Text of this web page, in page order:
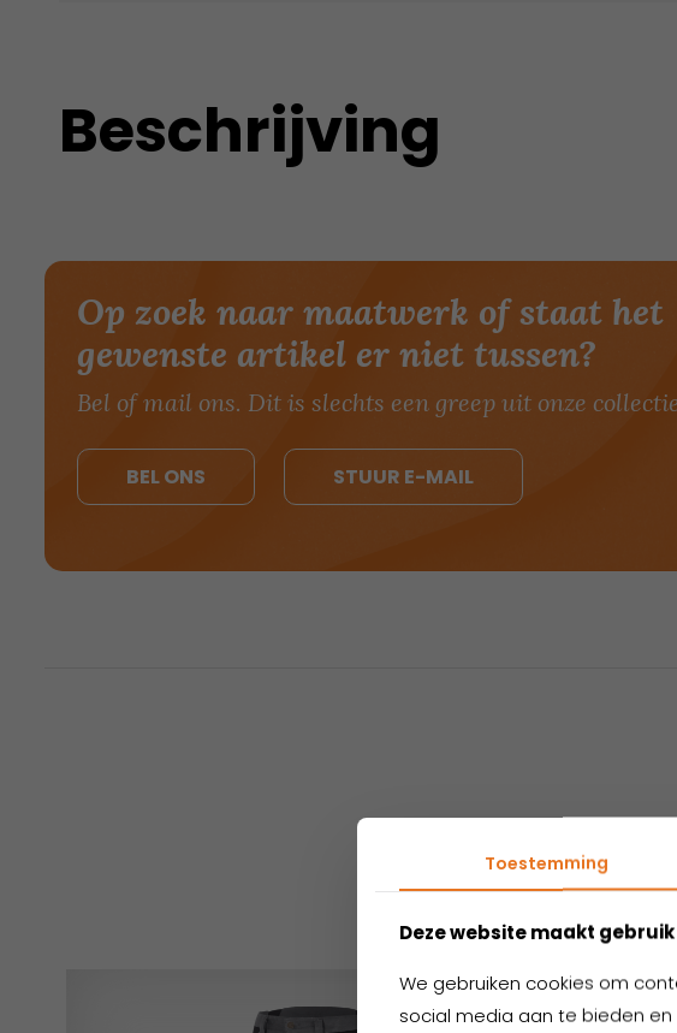
Beschrijving
Op zoek naar maatwerk of staat het
gewenste artikel er niet tussen?
Bel of mail ons. Dit is slechts een greep uit onze
BEL ONS STUUR E-MAIL
Toestemming
Deze website maakt
We gebruiken cookies om
social media aan te bieden